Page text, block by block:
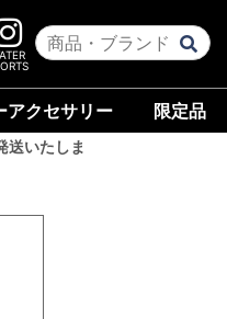
アクセサリー 限定品
いたしま